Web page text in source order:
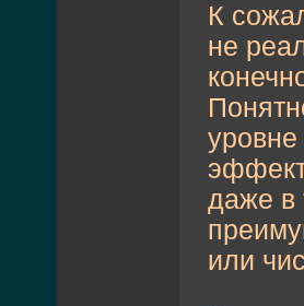
К
не
даже в
или